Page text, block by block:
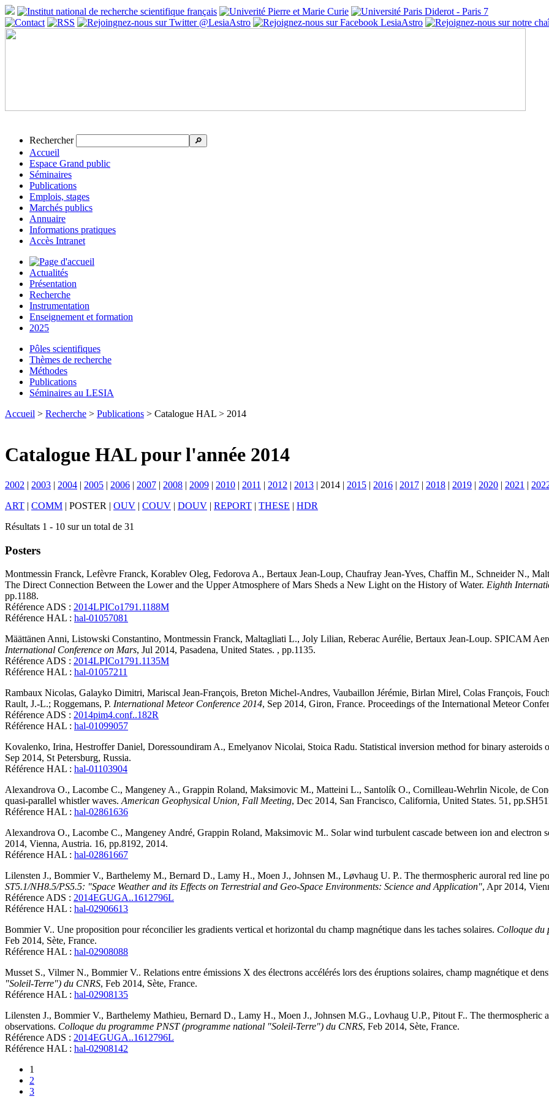
Rechercher 🔎
Accueil
Espace Grand public
Séminaires
Publications
Emplois, stages
Marchés publics
Annuaire
Informations pratiques
Accès Intranet
Actualités
Présentation
Recherche
Instrumentation
Enseignement et formation
2025
Pôles scientifiques
Thèmes de recherche
Méthodes
Publications
Séminaires au LESIA
Accueil > Recherche > Publications > Catalogue HAL > 2014
Catalogue HAL pour l'année 2014
2002 | 2003 | 2004 | 2005 | 2006 | 2007 | 2008 | 2009 | 2010 | 2011 | 2012 | 2013 | 2014 | 2015 | 2016 | 2017 | 2018 | 2019 | 2020 | 2021 |
ART | COMM | POSTER | OUV | COUV | DOUV | REPORT | THESE | HDR
Résultats 1 - 10 sur un total de 31
Posters
Montmessin Franck, Lefèvre Franck, Korablev Oleg, Fedorova A., Bertaux Jean-Loup, Chaufray Jean-Yves, Chaffin M., Schneider N.,
The Direct Connection Between the Lower and the Upper Atmosphere of Mars Sheds a New Light on the History of Water. Eighth
pp.1188.
Référence ADS : 2014LPICo1791.1188M
Référence HAL : hal-01057081
Määttänen Anni, Listowski Constantino, Montmessin Franck, Maltagliati L., Joly Lilian, Reberac Aurélie, Bertaux Jean-Loup. SPICAM
International Conference on Mars, Jul 2014, Pasadena, United States. , pp.1135.
Référence ADS : 2014LPICo1791.1135M
Référence HAL : hal-01057211
Rambaux Nicolas, Galayko Dimitri, Mariscal Jean-François, Breton Michel-Andres, Vaubaillon Jérémie, Birlan Mirel, Colas François,
Rault, J.-L.; Roggemans, P. International Meteor Conference 2014, Sep 2014, Giron, France. Proceedings of the International Meteor
Référence ADS : 2014pim4.conf..182R
Référence HAL : hal-01099057
Kovalenko, Irina, Hestroffer Daniel, Doressoundiram A., Emelyanov Nicolai, Stoica Radu. Statistical inversion method for binary asteroids
Sep 2014, St Petersburg, Russia.
Référence HAL : hal-01103904
Alexandrova O., Lacombe C., Mangeney A., Grappin Roland, Maksimovic M., Matteini L., Santolík O., Cornilleau-Wehrlin Nicole, de
quasi-parallel whistler waves. American Geophysical Union, Fall Meeting, Dec 2014, San Francisco, California, United States. 51,
Référence HAL : hal-02861636
Alexandrova O., Lacombe C., Mangeney André, Grappin Roland, Maksimovic M.. Solar wind turbulent cascade between ion and electron
2014, Vienna, Austria. 16, pp.8192, 2014.
Référence HAL : hal-02861667
Lilensten J., Bommier V., Barthelemy M., Bernard D., Lamy H., Moen J., Johnsen M., Løvhaug U. P.. The thermospheric auroral red line
ST5.1/NH8.5/PS5.5: "Space Weather and its Effects on Terrestrial and Geo-Space Environments: Science and Application", Apr 2014,
Référence ADS : 2014EGUGA..1612796L
Référence HAL : hal-02906613
Bommier V.. Une proposition pour réconcilier les gradients vertical et horizontal du champ magnétique dans les taches solaires. Colloque du
Feb 2014, Sète, France.
Référence HAL : hal-02908088
Musset S., Vilmer N., Bommier V.. Relations entre émissions X des électrons accélérés lors des éruptions solaires, champ magnétique et
"Soleil-Terre") du CNRS, Feb 2014, Sète, France.
Référence HAL : hal-02908135
Lilensten J., Bommier V., Barthelemy Mathieu, Bernard D., Lamy H., Moen J., Johnsen M.G., Lovhaug U.P., Pitout F.. The thermospheric
observations. Colloque du programme PNST (programme national "Soleil-Terre") du CNRS, Feb 2014, Sète, France.
Référence ADS : 2014EGUGA..1612796L
Référence HAL : hal-02908142
1
2
3